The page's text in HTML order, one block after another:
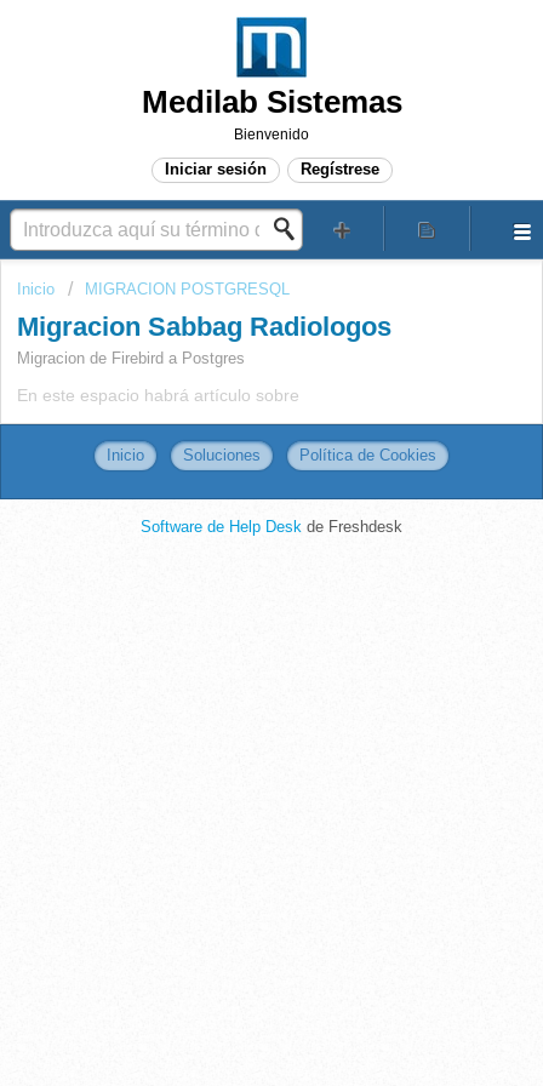
Medilab Sistemas
Bienvenido
Iniciar sesión Regístrese
Inicio MIGRACION POSTGRESQL
Migracion Sabbag Radiologos
Migracion de Firebird a Postgres
En este espacio habrá artículo sobre
Inicio Soluciones Política de Cookies
Software de Help Desk de Freshdesk